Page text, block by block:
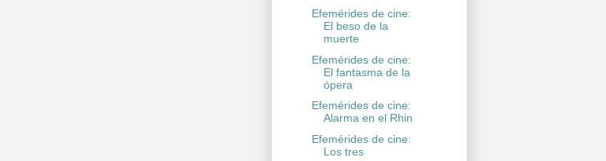
Efemérides de cine:
El beso de la
muerte
Efemérides de cine:
El fantasma de la
ópera
Efemérides de cine:
Alarma en el Rhin
Efemérides de cine:
Los tres